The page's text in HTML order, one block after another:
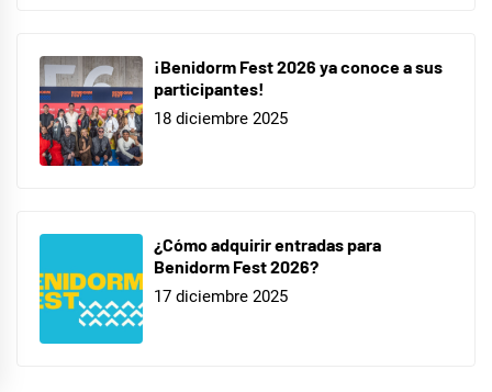
¡Benidorm Fest 2026 ya conoce a sus
participantes!
18 diciembre 2025
¿Cómo adquirir entradas para
Benidorm Fest 2026?
17 diciembre 2025